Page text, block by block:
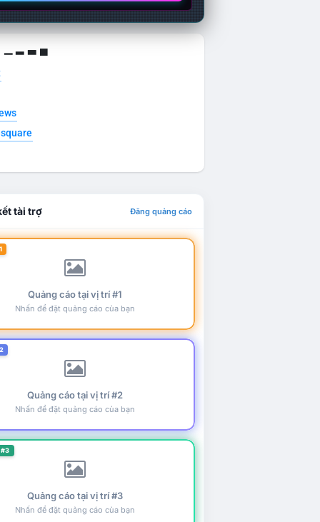
▁ ▂ ▃ ▄
tài trợ Đăng quảng cáo
Quảng cáo tại vị trí #1
Nhấn để đặt quảng cáo của bạn
Quảng cáo tại vị trí #2
Nhấn để đặt quảng cáo của bạn
Quảng cáo tại vị trí #3
Nhấn để đặt quảng cáo của bạn